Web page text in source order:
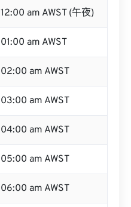
12:00 am AWST (午夜)
01:00 am AWST
02:00 am AWST
03:00 am AWST
04:00 am AWST
05:00 am AWST
06:00 am AWST